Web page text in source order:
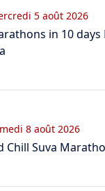
5 août 2026
in 10 days
8 août 2026
Chill Suva